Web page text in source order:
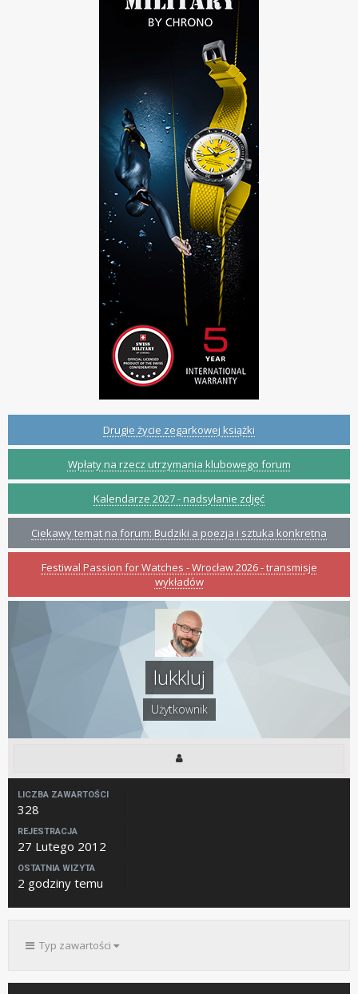
Drugie życie zegarkowej książki
Wpłaty na rzecz utrzymania klubowego forum
Kalendarze 2027 - nadsyłanie zdjęć
Ciekawy temat na forum: Budziki a poezja i sztuka konkretna
Festiwal Passion for Watches - Wrocław 2026 - transmisje
wykładów
lukkluj
Użytkownik
LICZBA ZAWARTOŚCI
328
REJESTRACJA
27 Lutego 2012
OSTATNIA WIZYTA
2 godziny temu
Typ zawartości